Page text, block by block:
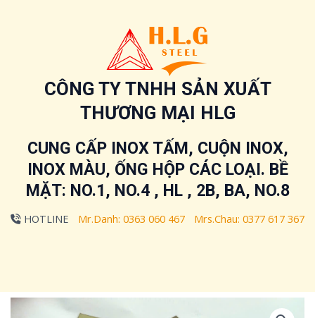
CÔNG TY TNHH SẢN XUẤT
THƯƠNG MẠI HLG
CUNG CẤP INOX TẤM, CUỘN INOX,
INOX MÀU, ỐNG HỘP CÁC LOẠI. BỀ
MẶT: NO.1, NO.4 , HL , 2B, BA, NO.8
HOTLINE Mr.Danh: 0363 060 467 Mrs.Chau: 0377 617 367